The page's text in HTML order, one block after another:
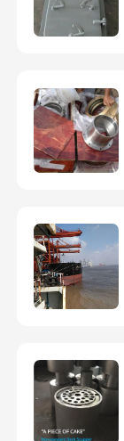
Αρχική Σελίδα
Προϊόντα